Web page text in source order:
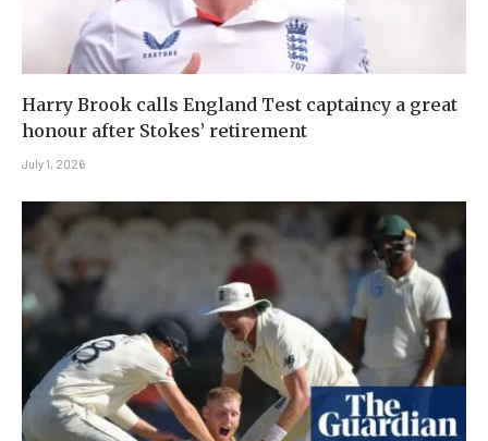
Harry Brook calls England Test captaincy a great
honour after Stokes’ retirement
July 1, 2026